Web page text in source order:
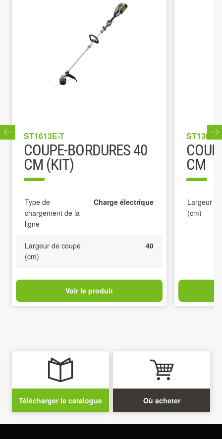
ST1613E-T
COUPE-BORDURES 40
CM (KIT)
Type de
chargement de la
ligne
Charge électrique
Largeur de coupe
(cm)
40
Voir le produit
CM
Largeur
(cm)
Télécharger le catalogue Où acheter